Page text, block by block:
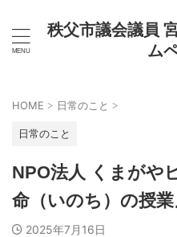
秩父市議会議員
ム
HOME > 日常のこと >
日常のこと
NPO法人 くまがや
命（いのち）の授業
2025年7月16日